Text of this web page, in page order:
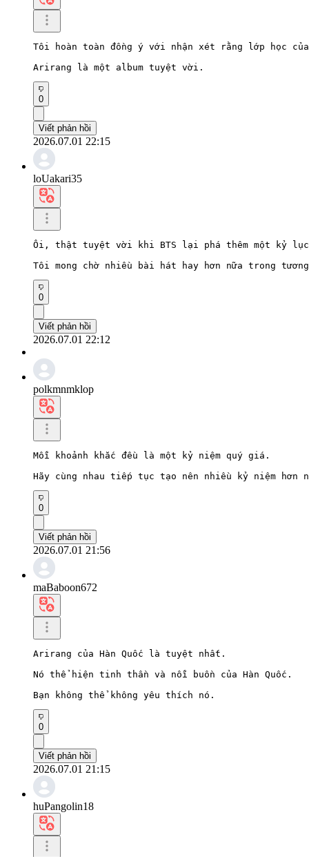
Tôi hoàn toàn đồng ý với nhận xét rằng lớp học
Arirang là một album tuyệt vời.
0
Viết phản hồi
2026.07.01 22:15
loUakari35
Ôi, thật tuyệt vời khi BTS lại phá thêm một kỷ
Tôi mong chờ nhiều bài hát hay hơn nữa trong
0
Viết phản hồi
2026.07.01 22:12
polkmnmklop
Mỗi khoảnh khắc đều là một kỷ niệm quý giá.
Hãy cùng nhau tiếp tục tạo nên nhiều kỷ niệm hơn
0
Viết phản hồi
2026.07.01 21:56
maBaboon672
Arirang của Hàn Quốc là tuyệt nhất.
Nó thể hiện tinh thần và nỗi buồn của Hàn Quốc.
Bạn không thể không yêu thích nó.
0
Viết phản hồi
2026.07.01 21:15
huPangolin18